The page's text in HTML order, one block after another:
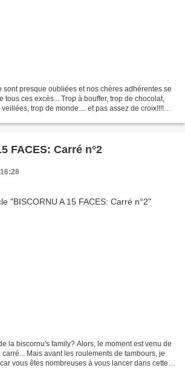
sont presque oubliées et nos chères adhérentes se
tous ces excès... Trop à bouffer, trop de chocolat,
trop de monde.... et pas assez de croix!!!!
FACES: Carré n°2
la biscornu's family? Alors, le moment est venu de
Mais avant les roulements de tambours, je
vous êtes nombreuses à vous lancer dans cette